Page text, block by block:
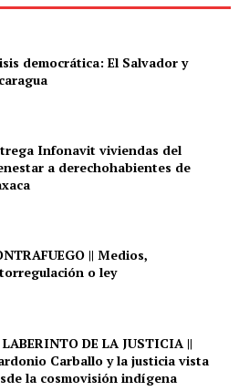
democrática: El Salvador y
Infonavit viviendas del
a derechohabientes de
|| Medios,
o ley
LABERINTO DE LA JUSTICIA ||
Carballo y la justicia vista
la cosmovisión indígena